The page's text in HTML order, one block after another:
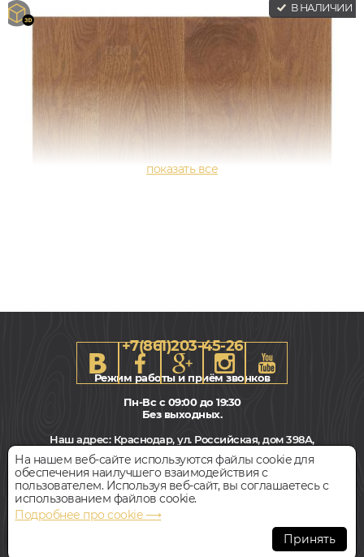
В НАЛИЧИИ
Прайм, Селект, Дуб, Однополосный, Влагостойкий
Цена за 1 м² 7 950руб.
БЫСТРЫЙ ЗАКАЗ
+7(861)203-45-26
Режим работы и приём звонков
Пн-Вс с 09:00 до 19:30
Без выходных.
Наш адрес: Краснодар, ул. Российская, дом 398А,
Всегда свободная парковка
© Интернет-магазин Polvamvdom.ru 2011-2026. Все права
На нашем веб-сайте используются файлы cookie для
обеспечения наилучшего взаимодействия с
пользователем. Используя веб-сайт, вы соглашаетесь с
использованием файлов cookie.
Подробнее про cookie ⟶
Принять